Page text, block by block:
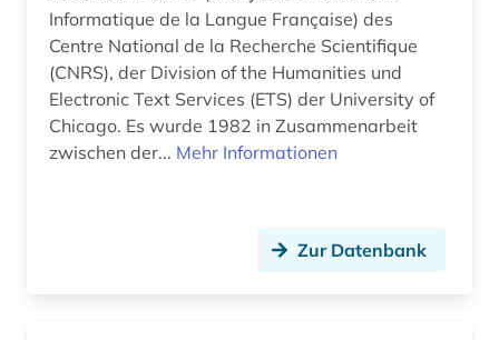
jean (1)
jiddisch (1)
judenspanisch (1)
Informatique de la Langue Française) des
Centre National de la Recherche Scientifique
(CNRS), der Division of the Humanities und
Electronic Text Services (ETS) der University of
Chicago. Es wurde 1982 in Zusammenarbeit
zwischen der... Mehr Informationen
Zur Datenbank